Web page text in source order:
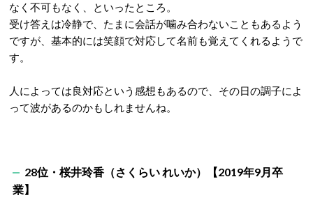
なく不可もなく、といったところ。
受け答えは冷静で、たまに会話が噛み合わないこともあるよう
ですが、基本的には笑顔で対応して名前も覚えてくれるようで
す。
人によっては良対応という感想もあるので、その日の調子によ
って波があるのかもしれませんね。
28位・桜井玲香（さくらい れいか）【2019年9月卒
業】